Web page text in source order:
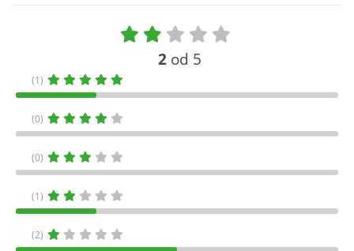
2 od 5
(1)
(0)
(0)
(1)
(2)